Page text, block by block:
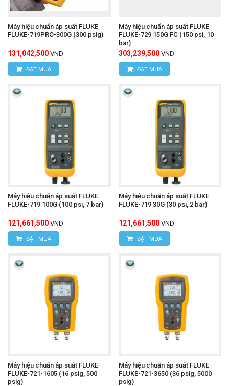
Máy hiệu chuẩn áp suất FLUKE
FLUKE-719PRO-300G (300 psig)
131,042,500 VND
ĐẶT MUA
Máy hiệu chuẩn áp suất FLUKE
FLUKE-729 150G FC (150 psi, 10
bar)
303,239,500 VND
ĐẶT MUA
Máy hiệu chuẩn áp suất FLUKE
FLUKE-719 100G (100 psi, 7 bar)
121,661,500 VND
ĐẶT MUA
Máy hiệu chuẩn áp suất FLUKE
FLUKE-719 30G (30 psi, 2 bar)
121,661,500 VND
ĐẶT MUA
Máy hiệu chuẩn áp suất FLUKE
FLUKE-721-1605 (16 psig, 500
psig)
Máy hiệu chuẩn áp suất FLUKE
FLUKE-721-3650 (36 psig, 5000
psig)